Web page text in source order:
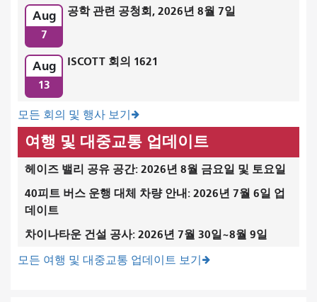
Aug
7
공학 관련 공청회, 2026년 8월 7일
Aug
13
ISCOTT 회의 1621
모든 회의 및 행사 보기
여행 및 대중교통 업데이트
헤이즈 밸리 공유 공간: 2026년 8월 금요일 및 토요일
40피트 버스 운행 대체 차량 안내: 2026년 7월 6일 업
데이트
차이나타운 건설 공사: 2026년 7월 30일~8월 9일
모든 여행 및 대중교통 업데이트 보기